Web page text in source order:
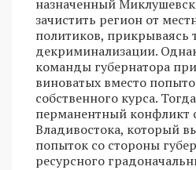
назначенный
зачистить регион от
политиков, прикрываясь
декриминализации.
команды губернатора
виноватых вместо
собственного курса.
перманентный конфликт
Владивостока, который
попыток со стороны
ресурсного